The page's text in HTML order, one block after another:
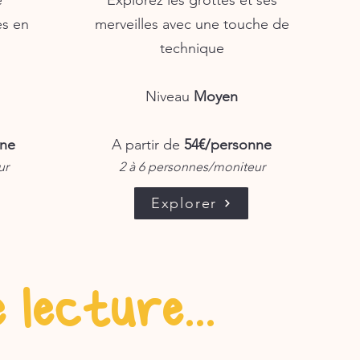
en
merveilles avec une touche de
technique
Niveau Moyen
A partir de 54€/personne
2 à 6 personnes/moniteur
Explorer
lecture...